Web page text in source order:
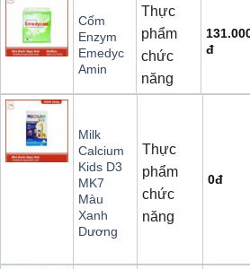
Cốm
Enzym
Emedyc
Amin
Thực
phẩm
chức
năng
đ
Milk
Calcium
Kids D3
MK7
Màu
Xanh
Dương
Thực
phẩm
chức
năng
0đ